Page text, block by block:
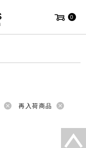
0
再入荷商品